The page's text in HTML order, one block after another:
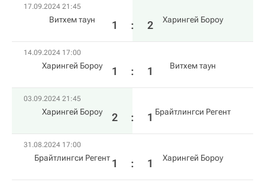
17.09.2024 21:45
Витхем таун 1 : 2 Харингей Бороу
14.09.2024 17:00
Харингей Бороу 1 : 1 Витхем таун
03.09.2024 21:45
Харингей Бороу 2 : 1 Брайтлингси Регент
31.08.2024 17:00
Брайтлингси Регент 1 : 1 Харингей Бороу